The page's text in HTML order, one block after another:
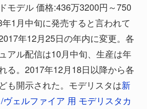
モデル 価格:436万3200円～750
1月中旬に発売すると言われて
年12月25日の年内に変更。各
アル配信は10月中旬、生産は年
る。2017年12月18日以降から各
も開示された。モデリスタは新
ェルファイア 用 モデリスタカ